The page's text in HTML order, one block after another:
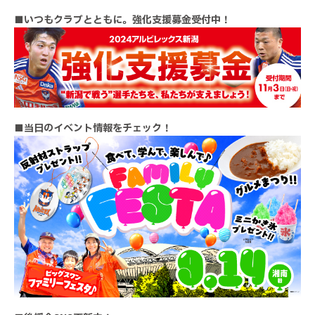
■いつもクラブとともに。強化支援募金受付中！
■当日のイベント情報をチェック！